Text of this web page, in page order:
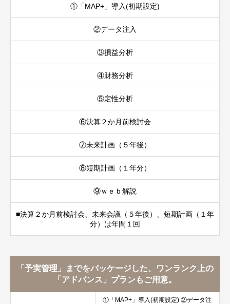
①「MAP+」導入(初期設定)
②データ注入
③損益分析
④財務分析
⑤定性分析
⑥決算２か月前検討会
⑦未来計画（５年後）
⑧短期計画（１年分）
⑨ｗｅｂ解説
■決算２か月前検討会、未来会議（５年後）、短期計画（１年
分）は年間１回
「予実管理」までをパッケージした、ワンランク上の
「アドバンス」プランもご用意。
①「MAP+」導入(初期設定) ②データ注